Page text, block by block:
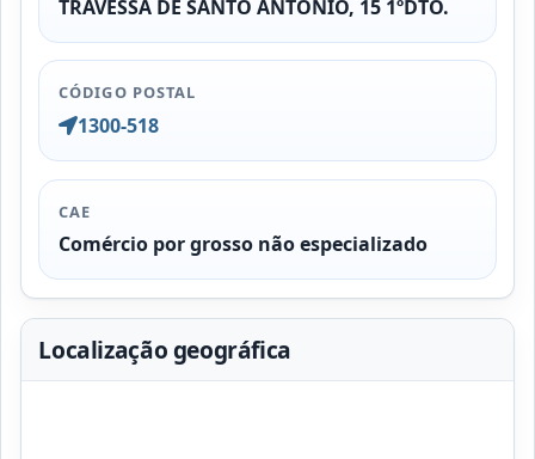
TRAVESSA DE SANTO ANTÓNIO, 15 1ºDTO.
CÓDIGO POSTAL
1300-518
CAE
Comércio por grosso não especializado
Localização geográfica